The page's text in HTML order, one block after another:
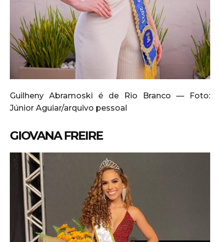
Guilheny Abramoski é de Rio Branco — Foto:
Júnior Aguiar/arquivo pessoal
GIOVANA FREIRE